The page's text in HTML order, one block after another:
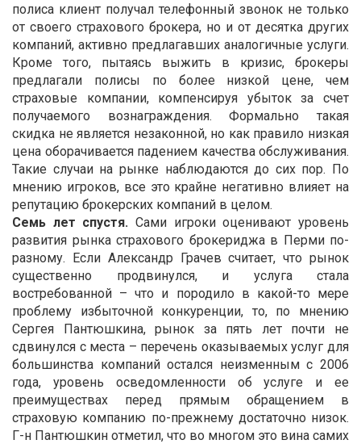
полиса клиент получал телефонный звонок не только
от своего страхового брокера, но и от десятка других
компаний, активно предлагавших аналогичные услуги.
Кроме того, пытаясь выжить в кризис, брокеры
предлагали полисы по более низкой цене, чем
страховые компании, компенсируя убыток за счет
получаемого вознаграждения. Формально такая
скидка не является незаконной, но как правило низкая
цена оборачивается падением качества обслуживания.
Такие случаи на рынке наблюдаются до сих пор. По
мнению игроков, все это крайне негативно влияет на
репутацию брокерских компаний в целом.
Семь лет спустя. Сами игроки оценивают уровень
развития рынка страхового брокериджа в Перми по-
разному. Если Александр Грачев считает, что рынок
существенно продвинулся, и услуга стала
востребованной – что и породило в какой-то мере
проблему избыточной конкуренции, то, по мнению
Сергея Пантюшкина, рынок за пять лет почти не
сдвинулся с места – перечень оказываемых услуг для
большинства компаний остался неизменным с 2006
года, уровень осведомленности об услуге и ее
преимуществах перед прямым обращением в
страховую компанию по-прежнему достаточно низок.
Г-н Пантюшкин отметил, что во многом это вина самих